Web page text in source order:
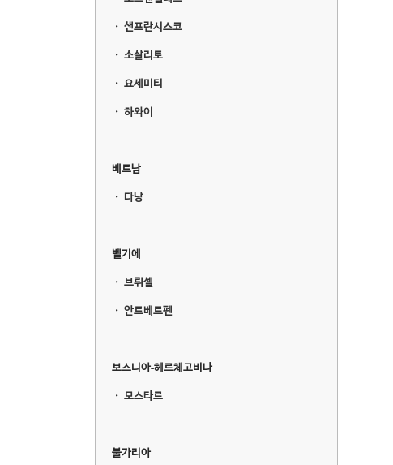
ㆍ 샌프란시스코
ㆍ 소살리토
ㆍ 요세미티
ㆍ 하와이
베트남
ㆍ 다낭
벨기에
ㆍ 브뤼셀
ㆍ 안트베르펜
보스니아-헤르체고비나
ㆍ 모스타르
불가리아